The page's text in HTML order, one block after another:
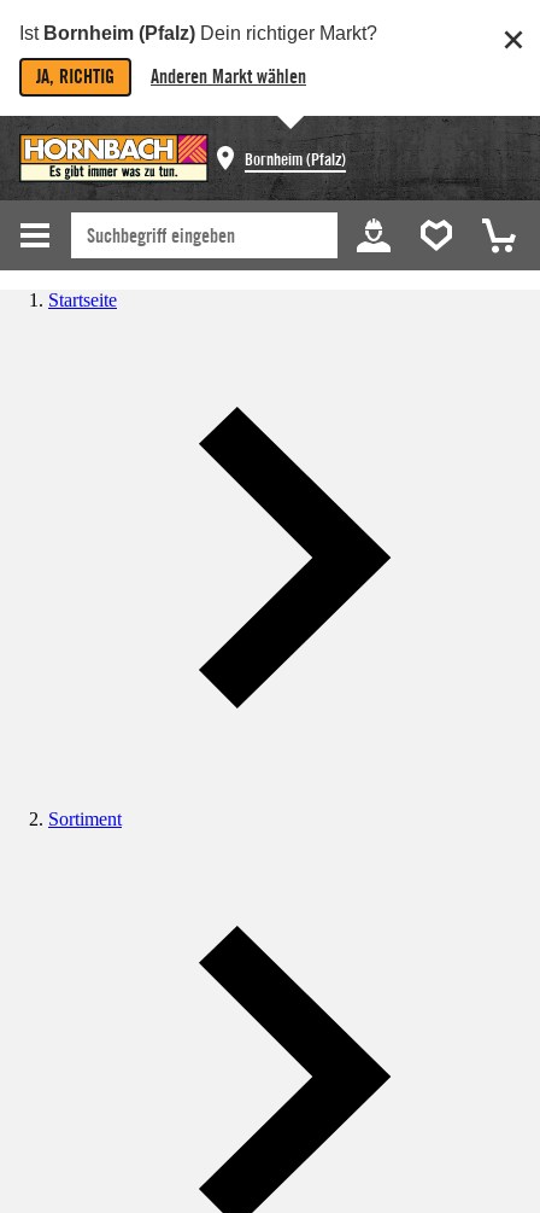
Ist Bornheim (Pfalz) Dein richtiger Markt?
JA, RICHTIG Anderen Markt wählen
Bornheim (Pfalz)
Startseite
Sortiment